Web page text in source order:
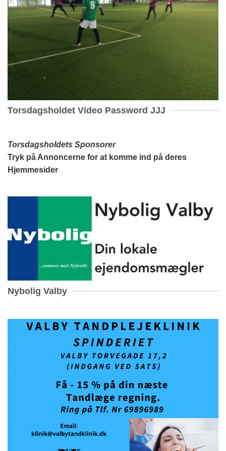
Torsdagsholdet Video Password JJJ
Torsdagsholdets Sponsorer
Tryk på Annoncerne for at komme ind på deres
Hjemmesider
Nybolig Valby